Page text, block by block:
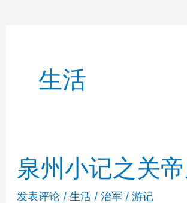
生活
泉州小记之关
发表评论 / 生活/ 治军 / 游记